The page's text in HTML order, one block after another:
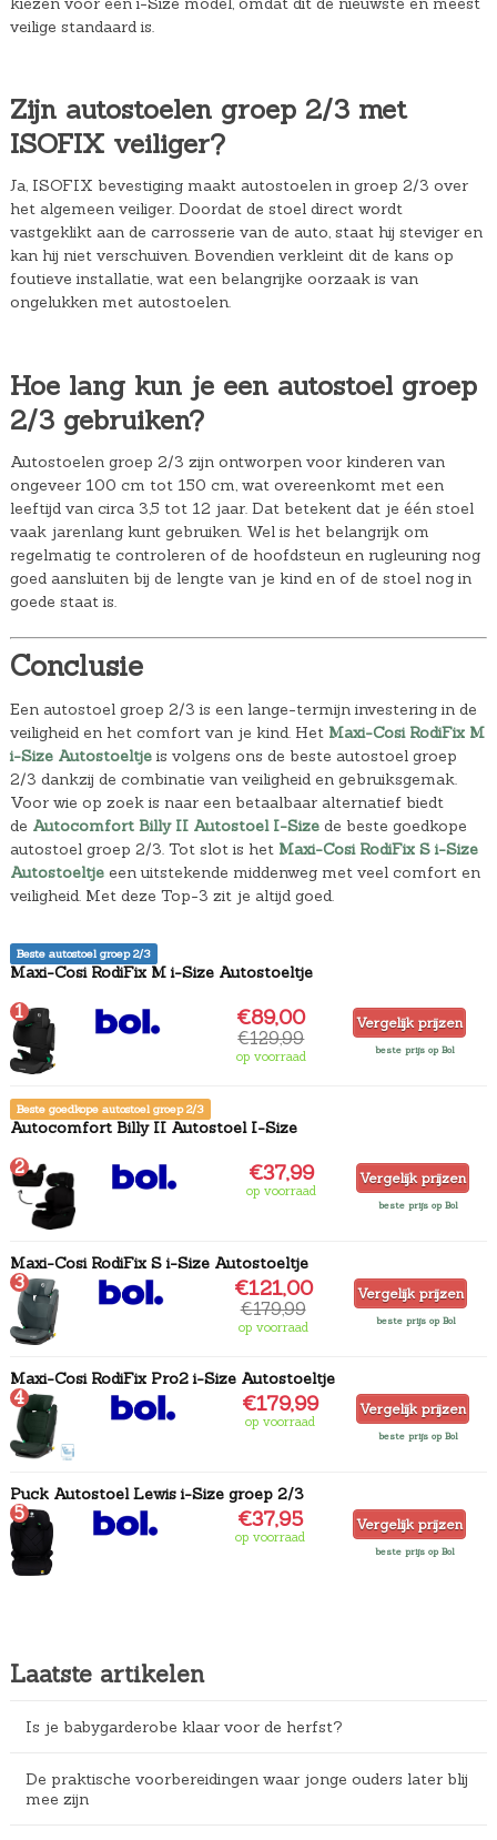
veilige standaard is.
Zijn autostoelen groep 2/3 met
ISOFIX veiliger?
Ja, ISOFIX bevestiging maakt autostoelen in groep 2/3 over
het algemeen veiliger. Doordat de stoel direct wordt
vastgeklikt aan de carrosserie van de auto, staat hij steviger en
kan hij niet verschuiven. Bovendien verkleint dit de kans op
foutieve installatie, wat een belangrijke oorzaak is van
ongelukken met autostoelen.
Hoe lang kun je een autostoel groep
2/3 gebruiken?
Autostoelen groep 2/3 zijn ontworpen voor kinderen van
ongeveer 100 cm tot 150 cm, wat overeenkomt met een
leeftijd van circa 3,5 tot 12 jaar. Dat betekent dat je één stoel
vaak jarenlang kunt gebruiken. Wel is het belangrijk om
regelmatig te controleren of de hoofdsteun en rugleuning nog
goed aansluiten bij de lengte van je kind en of de stoel nog in
goede staat is.
Conclusie
Een autostoel groep 2/3 is een lange-termijn investering in de
veiligheid en het comfort van je kind. Het Maxi-Cosi RodiFix M
i-Size Autostoeltjeis volgens ons de beste autostoel groep
2/3 dankzij de combinatie van veiligheid en gebruiksgemak.
Voor wie op zoek is naar een betaalbaar alternatief biedt
de Autocomfort Billy II Autostoel I-Sizede beste goedkope
autostoel groep 2/3. Tot slot is het Maxi-Cosi RodiFix S i-Size
Autostoeltjeeen uitstekende middenweg met veel comfort en
veiligheid. Met deze Top-3 zit je altijd goed.
Beste autostoel groep 2/3
Maxi-Cosi RodiFix M i-Size Autostoeltje
1 €89,00
€129,99
op voorraad
Vergelijk prijzen
beste prijs op Bol
Beste goedkope autostoel groep 2/3
Autocomfort Billy II Autostoel I-Size
2 €37,99
op voorraad
Vergelijk prijzen
beste prijs op Bol
Maxi-Cosi RodiFix S i-Size Autostoeltje
3 €121,00
€179,99
op voorraad
Vergelijk prijzen
beste prijs op Bol
Maxi-Cosi RodiFix Pro2 i-Size Autostoeltje
4 €179,99
op voorraad
Vergelijk prijzen
beste prijs op Bol
Puck Autostoel Lewis i-Size groep 2/3
5 €37,95
op voorraad
Vergelijk prijzen
beste prijs op Bol
Laatste artikelen
Is je babygarderobe klaar voor de herfst?
De praktische voorbereidingen waar jonge ouders later blij
mee zijn